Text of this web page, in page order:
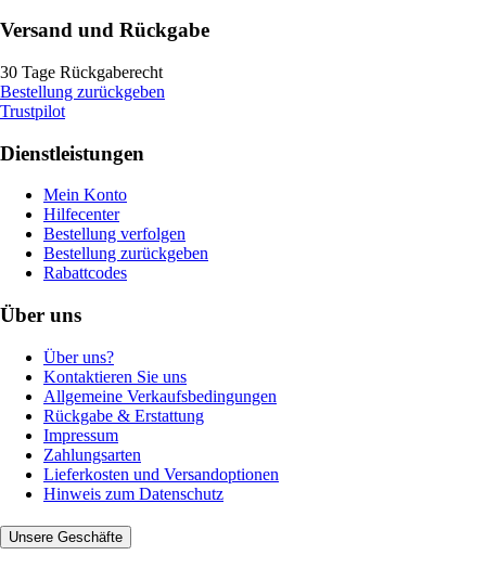
Versand und Rückgabe
30 Tage Rückgaberecht
Bestellung zurückgeben
Trustpilot
Dienstleistungen
Mein Konto
Hilfecenter
Bestellung verfolgen
Bestellung zurückgeben
Rabattcodes
Über uns
Über uns?
Kontaktieren Sie uns
Allgemeine Verkaufsbedingungen
Rückgabe & Erstattung
Impressum
Zahlungsarten
Lieferkosten und Versandoptionen
Hinweis zum Datenschutz
Unsere Geschäfte